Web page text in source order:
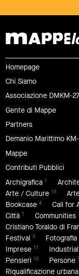
Homepage
Chi Siamo
Associazione DMKM-
Gente di Mappe
Partners
Demanio Marittimo
Mappe
Contributi Pubblici
Archigrafica 1
Arte / Culture 13
Bookcase 4 Call for
Città 1 Communities
Cristiano Toraldo di
Festival 3 Fotografia
Imprese 11
Pensieri 10 Persone
Riqualificazione urbana